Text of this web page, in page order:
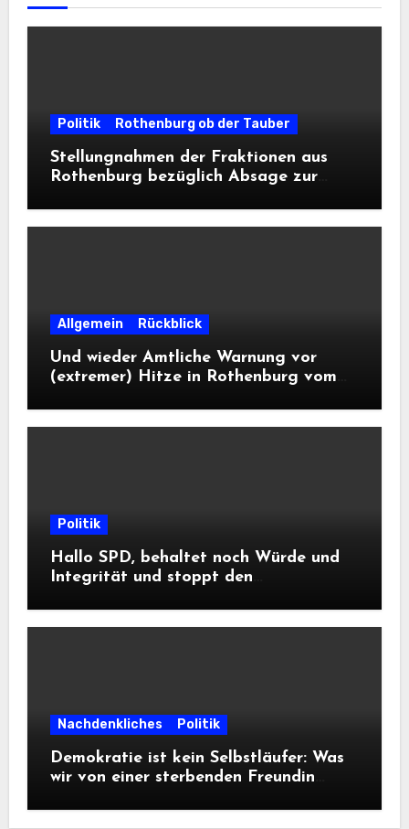
Politik Rothenburg ob der Tauber
Stellungnahmen der Fraktionen aus
Rothenburg bezüglich Absage zur
Allgemein Rückblick
Und wieder Amtliche Warnung vor
(extremer) Hitze in Rothenburg vom
Politik
Hallo SPD, behaltet noch Würde und
Integrität und stoppt den
Informationsfreiheit!
Nachdenkliches Politik
Demokratie ist kein Selbstläufer: Was
wir von einer sterbenden Freundin